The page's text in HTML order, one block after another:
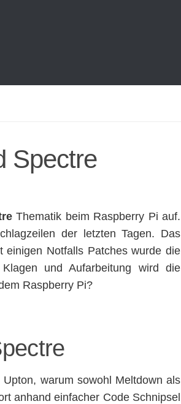
Spectre
Thematik beim Raspberry Pi auf.
der letzten Tagen. Das
einigen Notfalls Patches wurde die
und Aufarbeitung wird die
Raspberry Pi?
Upton, warum sowohl Meltdown als
anhand einfacher Code Schnipsel